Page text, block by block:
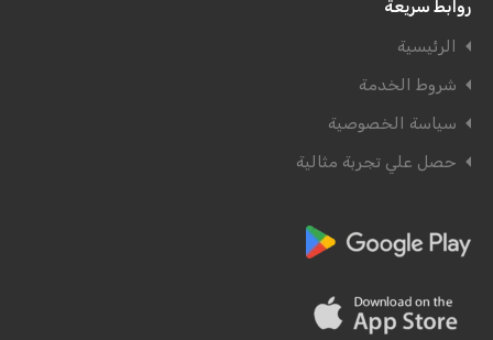
روابط سريعة
الرئيسية
شروط الخدمة
سياسة الخصوصية
حصل علي تجربة مثالية